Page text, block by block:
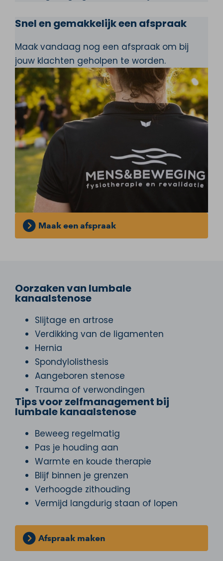
Snel en gemakkelijk een afspraak
Maak vandaag nog een afspraak om bij
jouw klachten geholpen te worden.
Maak een afspraak
Oorzaken van lumbale
kanaalstenose
Slijtage en artrose
Verdikking van de ligamenten
Hernia
Spondylolisthesis
Aangeboren stenose
Trauma of verwondingen
Tips voor zelfmanagement bij
lumbale kanaalstenose
Beweeg regelmatig
Pas je houding aan
Warmte en koude therapie
Blijf binnen je grenzen
Verhoogde zithouding
Vermijd langdurig staan of lopen
Afspraak maken